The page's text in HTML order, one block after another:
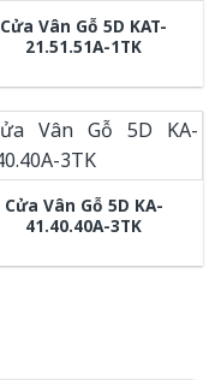
Cửa Vân Gỗ 5D KAT-
21.51.51A-1TK
Cửa Vân Gỗ 5D KA-
41.40.40A-3TK